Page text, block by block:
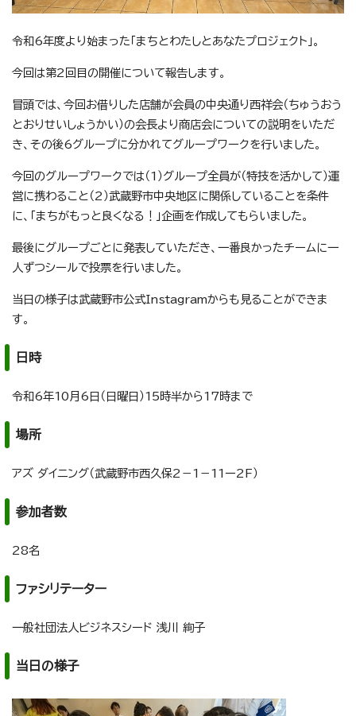
令和6年度より始まった「まちとわたしとあなたプロジェクト」。
今回は第2回目の開催について報告します。
冒頭では、今回お借りした店舗が会員の中央通り西祥会（ちゅうおう
とおりせいしょうかい）の会長より商店会についての説明をいただ
き、その後6グループに分かれてグループワークを行いました。
今回のグループワークでは（1）グループ全員が（特技を活かして）運
営に携わること（2）武蔵野市中央地区に関係していることを条件
に、「まちがもっと良くなる！」企画を作成してもらいました。
最後にグループごとに発表していただき、一番良かったチームに一
人ずつシールで投票を行いました。
当日の様子は武蔵野市公式Instagramからも見ることができま
す。
日時
令和6年10月6日（日曜日）15時半から17時まで
場所
アズ ダイニング（武蔵野市西久保2－1－11ー2F）
参加者数
28名
ファシリテーター
一般社団法人ビジネスシード 浅川 絢子
当日の様子